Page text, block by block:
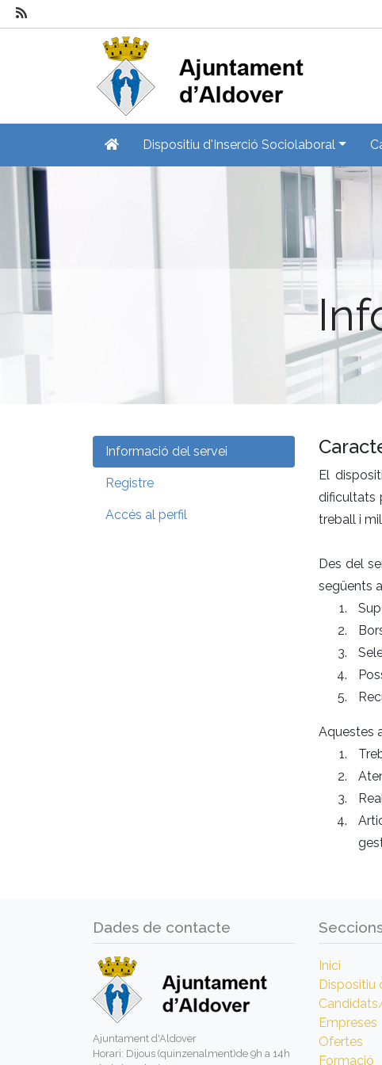
Dispositiu d'Inserció Sociolaboral
Informació del servei
Registre
Accés al perfil
El
dificultats
treball i
Des del
següents
Aquestes
Dades de contacte
Ajuntament d'Aldover
Horari: Dijous (quinzenalment)de 9h a 14h
Inici
Dispositiu
Empreses
Ofertes
Formació